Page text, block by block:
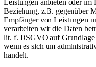
Leistungen anbieten oder im
Beziehung, z.B. gegenüber
Empfänger von Leistungen
verarbeiten wir die Daten
lit. f. DSGVO auf Grundlage
wenn es sich um
handelt.